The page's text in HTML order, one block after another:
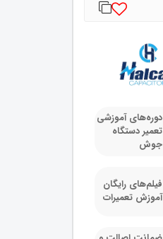
دوره‌های آموزشی
تعمیر دستگاه
جوش
فیلم‌های رایگان
آموزش تعمیرات